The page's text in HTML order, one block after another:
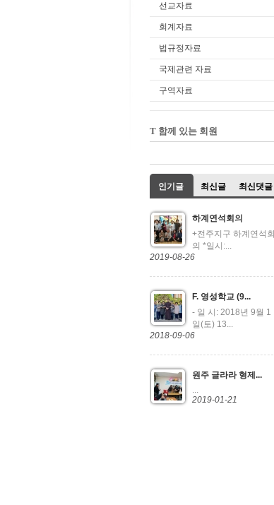
선교자료
회계자료
법규정자료
국제관련 자료
구역자료
T 함께 있는 회원
인기글 최신글 최신댓글
하계연석회의
+전주지구 하계연석회
의 *일시:...
2019-08-26
F. 영성학교 (9...
- 일 시: 2018년 9월 1
일(토) 13...
2018-09-06
원주 글라라 형제...
...
2019-01-21